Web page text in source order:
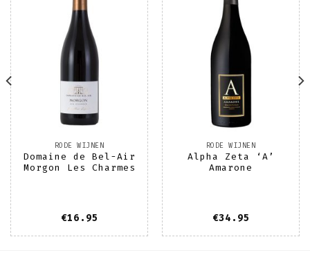
RODE WIJNEN
Domaine de Bel-Air
Morgon Les Charmes
€16.95
RODE WIJNEN
Alpha Zeta ‘A’
Amarone
€34.95